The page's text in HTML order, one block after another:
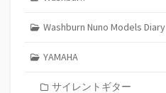
Washburn Nuno Models Diary
YAMAHA
サイレントギター